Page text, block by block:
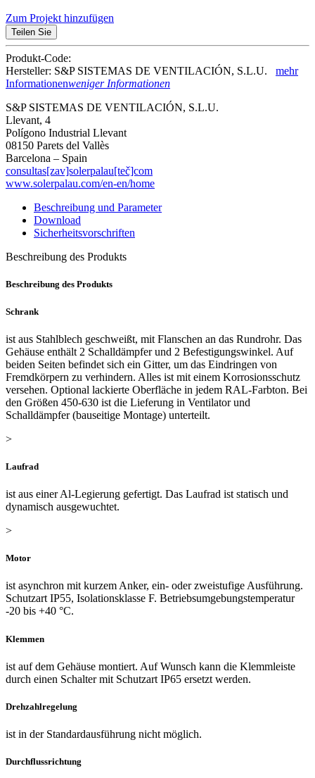
Zum Projekt hinzufügen
Teilen Sie
Produkt-Code:
Hersteller: S&P SISTEMAS DE VENTILACIÓN, S.L.U. mehr
Informationenweniger Informationen
S&P SISTEMAS DE VENTILACIÓN, S.L.U.
Llevant, 4
Polígono Industrial Llevant
08150 Parets del Vallès
Barcelona – Spain
consultas[zav]solerpalau[teč]com
www.solerpalau.com/en-en/home
Beschreibung und Parameter
Download
Sicherheitsvorschriften
Beschreibung des Produkts
Beschreibung des Produkts
Schrank
ist aus Stahlblech geschweißt, mit Flanschen an das Rundrohr. Das
Gehäuse enthält 2 Schalldämpfer und 2 Befestigungswinkel. Auf
beiden Seiten befindet sich ein Gitter, um das Eindringen von
Fremdkörpern zu verhindern. Alles ist mit einem Korrosionsschutz
versehen. Optional lackierte Oberfläche in jedem RAL-Farbton. Bei
den Größen 450-630 ist die Lieferung in Ventilator und
Schalldämpfer (bauseitige Montage) unterteilt.
>
Laufrad
ist aus einer Al-Legierung gefertigt. Das Laufrad ist statisch und
dynamisch ausgewuchtet.
>
Motor
ist asynchron mit kurzem Anker, ein- oder zweistufige Ausführung.
Schutzart IP55, Isolationsklasse F. Betriebsumgebungstemperatur
-20 bis +40 °C.
Klemmen
ist auf dem Gehäuse montiert. Auf Wunsch kann die Klemmleiste
durch einen Schalter mit Schutzart IP65 ersetzt werden.
Drehzahlregelung
ist in der Standardausführung nicht möglich.
Durchflussrichtung